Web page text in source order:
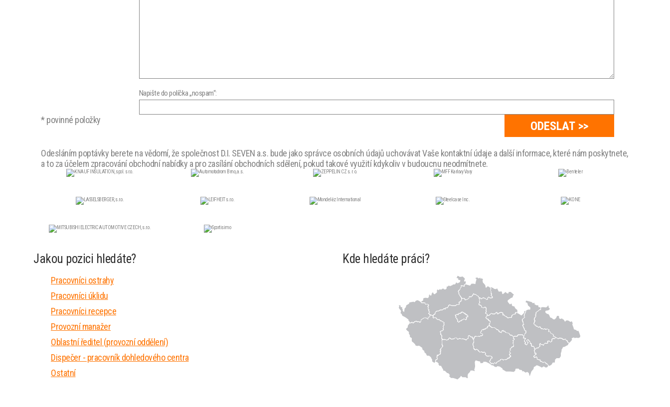
Napište do políčka „nospam“:
* povinné položky
Odesláním poptávky berete na vědomí, že společnost D.I. SEVEN a.s. bude jako správce osobních údajů uchovávat Vaše kontaktní údaje a další informace, které nám poskytnete,
a to za účelem zpracování obchodní nabídky a pro zasílání obchodních sdělení, pokud takové využití kdykoliv v budoucnu neodmítnete.
Jakou pozici hledáte?
Pracovníci ostrahy
Pracovníci úklidu
Pracovníci recepce
Provozní manažer
Oblastní ředitel (provozní oddělení)
Dispečer - pracovník dohledového centra
Ostatní
Kde hledáte práci?